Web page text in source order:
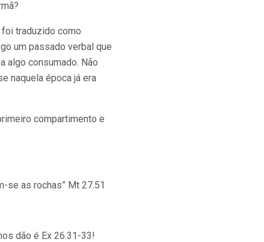
foi traduzido como
um passado verbal que
algo consumado. Não
naquela época já era
compartimento e
se as rochas” Mt 27.51
dão é Ex 26.31-33!